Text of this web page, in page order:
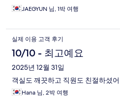
JAEGYUN 님, 1박 여행
실제 이용 고객 후기
10/10 - 최고예요
2025년 12월 31일
객실도 깨끗하고 직원도 친절하셨
Hana 님, 2박 여행